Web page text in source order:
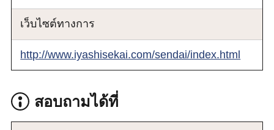
เว็บไซต์ทางการ
http://www.iyashisekai.com/sendai/index.html
สอบถามได้ที่